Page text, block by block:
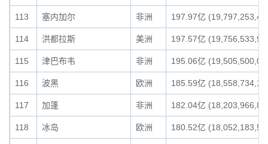
113 塞内加尔 非洲 197.97亿
114 洪都拉斯 美洲 197.57亿
115 津巴布韦 非洲 195.06亿
116 波黑 欧洲 185.59亿
117 加蓬 非洲 182.04亿
118 冰岛 欧洲 180.52亿